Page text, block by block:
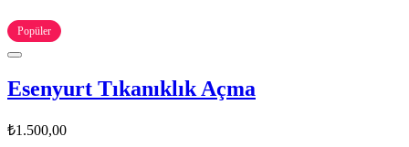
Popüler
Esenyurt Tıkanıklık Açma
₺1.500,00